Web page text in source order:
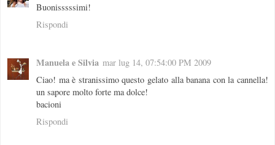
Buonisssssimi!
Rispondi
Manuela e Silvia mar lug 14, 07:54:00 PM 2009
Ciao! ma è stranissimo questo gelato alla banana con la cannella!
un sapore molto forte ma dolce!
bacioni
Rispondi